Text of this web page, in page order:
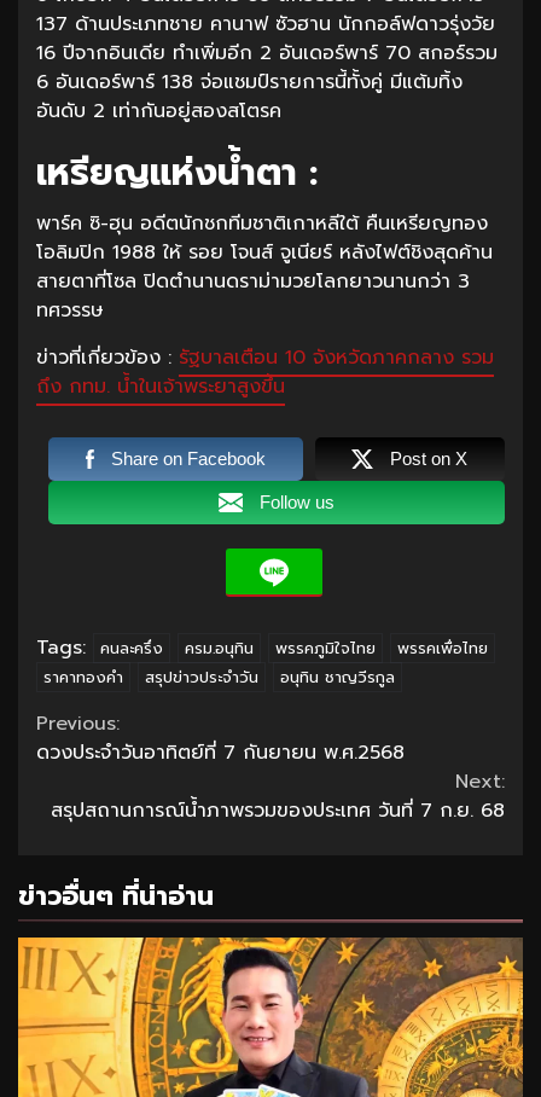
137 ด้านประเภทชาย คานาฟ ซัวฮาน นักกอล์ฟดาวรุ่งวัย
16 ปีจากอินเดีย ทำเพิ่มอีก 2 อันเดอร์พาร์ 70 สกอร์รวม
6 อันเดอร์พาร์ 138 จ่อแชมป์รายการนี้ทั้งคู่ มีแต้มทิ้ง
อันดับ 2 เท่ากันอยู่สองสโตรค
เหรียญแห่งน้ำตา :
พาร์ค ซิ-ฮุน อดีตนักชกทีมชาติเกาหลีใต้ คืนเหรียญทอง
โอลิมปิก 1988 ให้ รอย โจนส์ จูเนียร์ หลังไฟต์ชิงสุดค้าน
สายตาที่โซล ปิดตำนานดราม่ามวยโลกยาวนานกว่า 3
ทศวรรษ
ข่าวที่เกี่ยวข้อง : รัฐบาลเตือน 10 จังหวัดภาคกลาง รวม
ถึง กทม. น้ำในเจ้าพระยาสูงขึ้น
Share on Facebook Post on X
Follow us
Tags: คนละครึ่ง ครม.อนุทิน พรรคภูมิใจไทย
พรรคเพื่อไทย
ราคาทองคำ
สรุปข่าวประจำวัน อนุทิน ชาญวีรกูล
Continue
Reading
Previous:
ดวงประจำวันอาทิตย์ที่ 7 กันยายน พ.ศ.2568
Next:
สรุปสถานการณ์น้ำภาพรวมของประเทศ วันที่ 7 ก.ย. 68
ข่าวอื่นๆ ที่น่าอ่าน